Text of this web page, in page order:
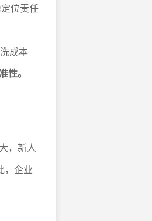
位责任
成本
性。
，新人
，企业